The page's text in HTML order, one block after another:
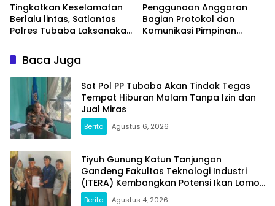
Tingkatkan Keselamatan
Berlalu lintas, Satlantas
Polres Tubaba Laksanakan
School di SMAN 1 Tumijajar
Penggunaan Anggaran
Bagian Protokol dan
Komunikasi Pimpinan
Baca Juga
Sat Pol PP Tubaba Akan Tindak Tegas
Tempat Hiburan Malam Tanpa Izin dan
Jual Miras
Berita Agustus 6, 2026
Tiyuh Gunung Katun Tanjungan
Gandeng Fakultas Teknologi Industri
(ITERA) Kembangkan Potensi Ikan Lomou
Menjadi Prodak Unggulan
Berita Agustus 4, 2026